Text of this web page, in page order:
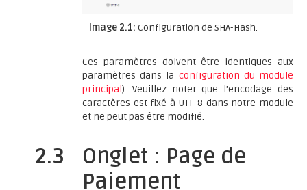
Image 2.1: Configuration de SHA-Hash.
Ces paramètres doivent être identiques aux
paramètres dans la configuration du module
principal). Veuillez noter que l'encodage des
caractères est fixé à UTF-8 dans notre module
et ne peut pas être modifié.
2.3
Onglet : Page de
Paiement